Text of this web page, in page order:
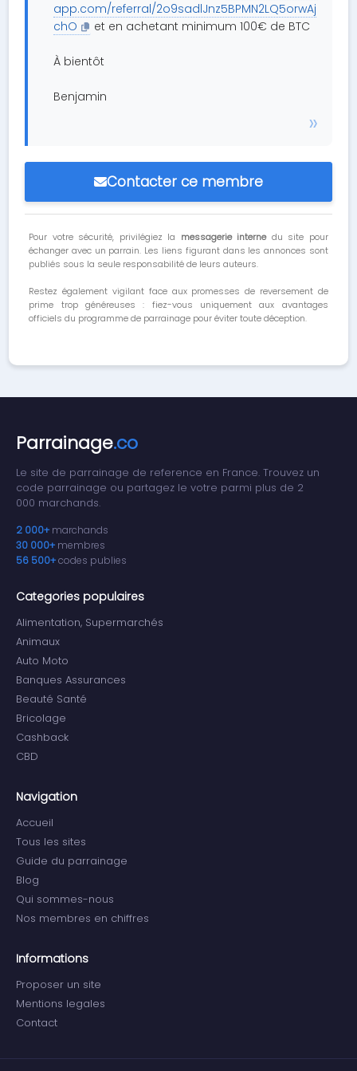
app.com/referral/2o9sadlJnz5BPMN2LQ5orwAj
chO
et en achetant minimum 100€ de BTC
À bientôt
Benjamin
Contacter ce membre
Pour votre sécurité, privilégiez la messagerie internedu site pour
échanger avec un parrain. Les liens figurant dans les annonces sont
publiés sous la seule responsabilité de leurs auteurs.
Restez également vigilant face aux promesses de reversement de
prime trop généreuses : fiez-vous uniquement aux avantages
officiels du programme de parrainage pour éviter toute déception.
Parrainage.co
Le site de parrainage de reference en France. Trouvez un
code parrainage ou partagez le votre parmi plus de 2
000 marchands.
2 000+ marchands
30 000+ membres
56 500+codes publies
Categories populaires
Alimentation, Supermarchés
Animaux
Auto Moto
Banques Assurances
Beauté Santé
Bricolage
Cashback
CBD
Navigation
Accueil
Tous les sites
Guide du parrainage
Blog
Qui sommes-nous
Nos membres en chiffres
Informations
Proposer un site
Mentions legales
Contact